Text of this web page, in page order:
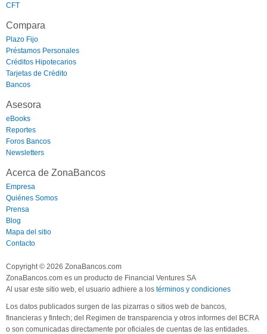
CFT
Compara
Plazo Fijo
Préstamos Personales
Créditos Hipotecarios
Tarjetas de Crédito
Bancos
Asesora
eBooks
Reportes
Foros Bancos
Newsletters
Acerca de ZonaBancos
Empresa
Quiénes Somos
Prensa
Blog
Mapa del sitio
Contacto
Copyright © 2026 ZonaBancos.com
ZonaBancos.com es un producto de Financial Ventures SA
Al usar este sitio web, el usuario adhiere a los términos y condiciones
Los datos publicados surgen de las pizarras o sitios web de bancos,
financieras y fintech; del Regimen de transparencia y otros informes del BCRA
o son comunicadas directamente por oficiales de cuentas de las entidades.